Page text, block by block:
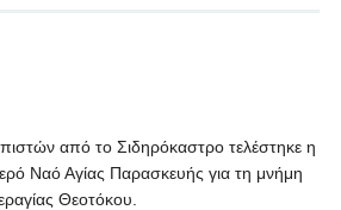
από το Σιδηρόκαστρο τελέστηκε η
Ναό Αγίας Παρασκευής για τη μνήμη
Θεοτόκου.